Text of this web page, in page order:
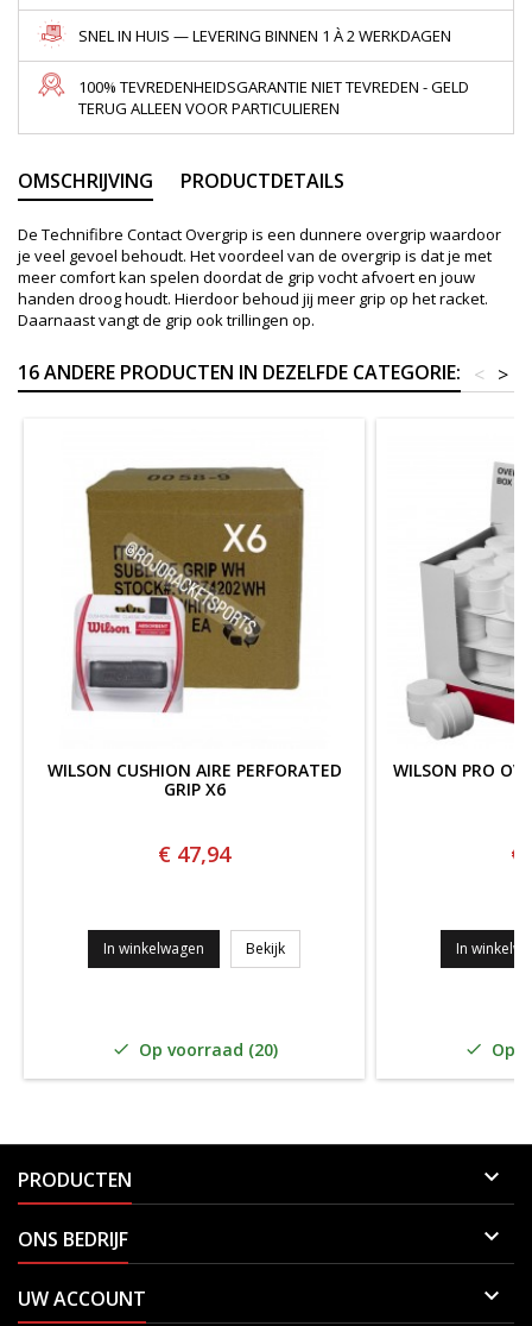
SNEL IN HUIS — LEVERING BINNEN 1 À 2 WERKDAGEN
100% TEVREDENHEIDSGARANTIE NIET TEVREDEN - GELD
TERUG ALLEEN VOOR PARTICULIEREN
OMSCHRIJVING PRODUCTDETAILS
De Technifibre Contact Overgrip is een dunnere overgrip waardoor
je veel gevoel behoudt. Het voordeel van de overgrip is dat je met
meer comfort kan spelen doordat de grip vocht afvoert en jouw
handen droog houdt. Hierdoor behoud jij meer grip op het racket.
Daarnaast vangt de grip ook trillingen op.
16 ANDERE PRODUCTEN IN DEZELFDE CATEGORIE: >
<
WILSON CUSHION AIRE PERFORATED
GRIP X6
€ 47,94
In winkelwagen BekijkWilson Cushion Aire perforated grip
 Op voorraad (20)
WILSON PRO
€
In
 Op
PRODUCTEN 
ONS BEDRIJF 
UW ACCOUNT 